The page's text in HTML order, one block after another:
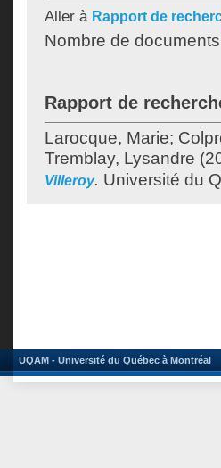
Aller à Rapport de
Nombre de
Rapport de
Larocque, Marie;
Tremblay, Lysandre
Villeroy. Université du
UQAM - Université du Québec à Montréal